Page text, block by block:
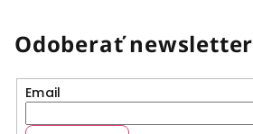
Odoberať newsletter
Email